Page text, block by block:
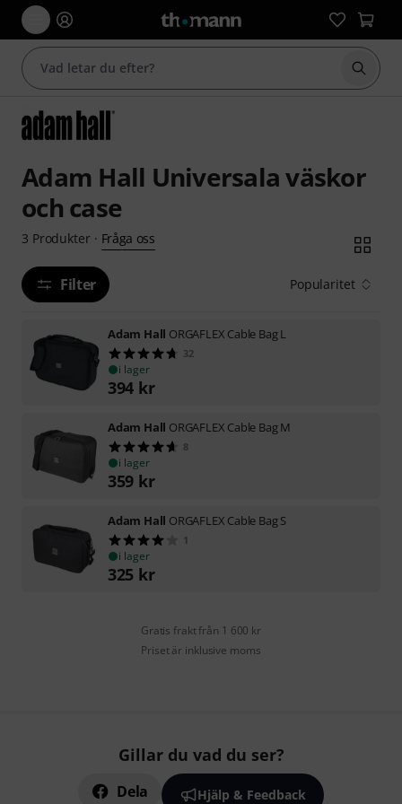
Börja
Adam Hall Universala väskor
och case
3 Produkter· Fråga oss
Filter Popularitet
Adam Hall ORGAFLEX Cable Bag L
32
i lager
394 kr
Adam Hall ORGAFLEX Cable Bag M
8
i lager
359 kr
Adam Hall ORGAFLEX Cable Bag S
1
i lager
325 kr
Gratis frakt från 1 600 kr
Priset är inklusive moms
Gillar du vad du ser?
Dela Hjälp & Feedback